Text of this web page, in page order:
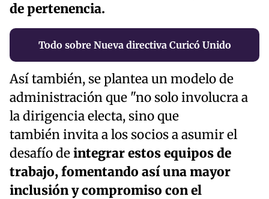
de pertenencia.
Todo sobre Nueva directiva Curicó Unido
Así también, se plantea un modelo de
administración que "no solo involucra a
la dirigencia electa, sino que
también invita a los socios a asumir el
desafío deintegrar estos equipos de
trabajo, fomentando así una mayor
inclusión y compromiso con el